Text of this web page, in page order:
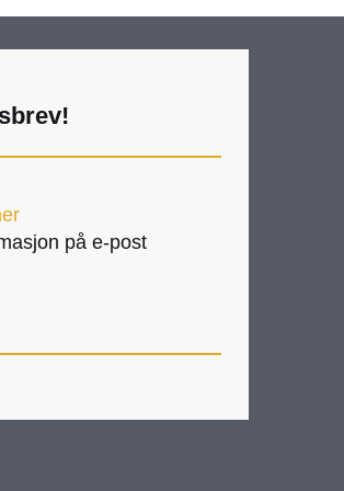
på e-post